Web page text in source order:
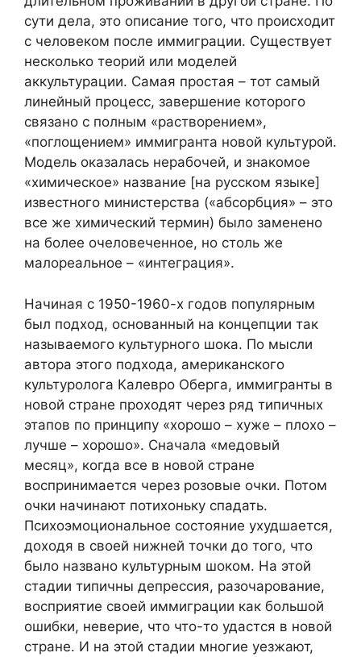
сути дела, это описание того, что происходит
с человеком после иммиграции. Существует
несколько теорий или моделей
аккультурации. Самая простая – тот самый
линейный процесс, завершение которого
связано с полным «растворением»,
«поглощением» иммигранта новой культурой.
Модель оказалась нерабочей, и знакомое
«химическое» название [на русском языке]
известного министерства («абсорбция» – это
все же химический термин) было заменено
на более очеловеченное, но столь же
малореальное – «интеграция».
Начиная с 1950-1960-х годов популярным
был подход, основанный на концепции так
называемого культурного шока. По мысли
автора этого подхода, американского
культуролога Калевро Оберга, иммигранты в
новой стране проходят через ряд типичных
этапов по принципу «хорошо – хуже – плохо –
лучше – хорошо». Сначала «медовый
месяц», когда все в новой стране
воспринимается через розовые очки. Потом
очки начинают потихоньку спадать.
Психоэмоциональное состояние ухудшается,
доходя в своей нижней точки до того, что
было названо культурным шоком. На этой
стадии типичны депрессия, разочарование,
восприятие своей иммиграции как большой
ошибки, неверие, что что-то удастся в новой
стране. И на этой стадии многие уезжают,